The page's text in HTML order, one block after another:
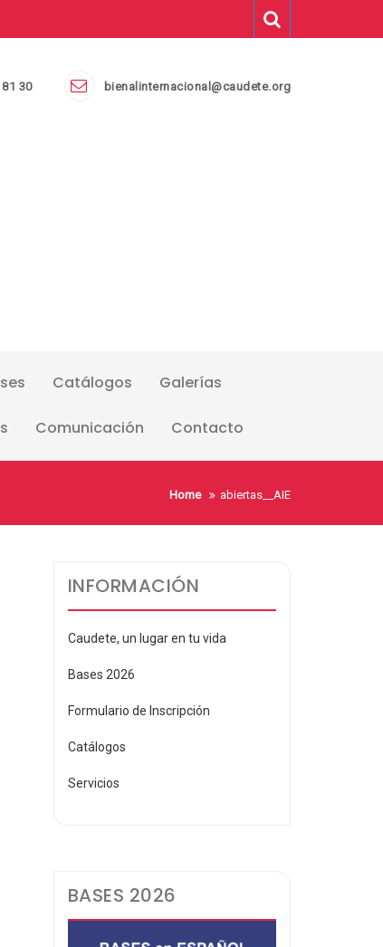
30 bienalinternacional@caudete.org
Catálogos Galerías
Comunicación Contacto
Home abiertas__AIE
INFORMACIÓN
Caudete, un lugar en tu vida
Bases 2026
Formulario de Inscripción
Catálogos
Servicios
BASES 2026